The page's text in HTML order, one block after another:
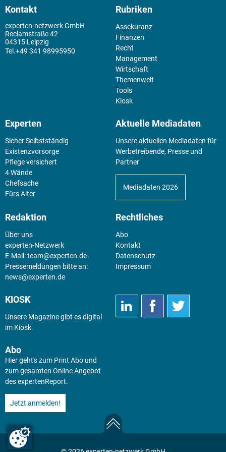
Kontakt
experten-netzwerk GmbH
Reclamstraße 42
04315 Leipzig
+49 341 98995950
Rubriken
Assekuranz
Finanzen
Recht
Management
Wirtschaft
Themenwelt
Tools
Kiosk
Experten
Sicher Selbstständig
Existenz­vorsorge
Pflege versichert
4 Wände
Chefsache
Fürs Alter
Aktuelle Mediadaten
Unsere aktuellen Mediadaten für
Werbetreibende, Presse und
Partner
Mediadaten 2026
Redaktion
Über uns
experten-Netzwerk
E-Mail:team@experten.de
Pressemeldungen bitte an:
news@experten.de
Rechtliches
Abo
Kontakt
Datenschutz
Impressum
KIOSK
Unsere Magazine gibt es digital
im Kiosk.
Abo
Hier geht's zum Print Abo und
zum gesamten Online Angebot
des expertenReport.
Jetzt anmelden!